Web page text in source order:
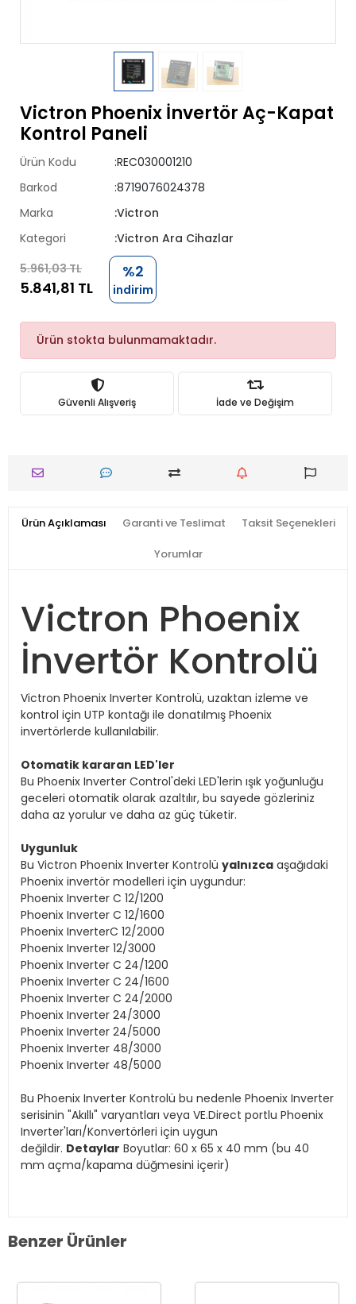
Victron Phoenix İnvertör Aç-Kapat
Kontrol Paneli
Ürün Kodu
:REC030001210
Barkod
:8719076024378
Marka
:Victron
Kategori
:Victron Ara Cihazlar
5.961,03 TL
5.841,81 TL
%2
indirim
Ürün stokta bulunmamaktadır.
Güvenli Alışveriş İade ve Değişim
Ürün Açıklaması Garanti ve Teslimat Taksit Seçenekleri
Yorumlar
Victron Phoenix
İnvertör Kontrolü
Victron Phoenix Inverter Kontrolü, uzaktan izleme ve
kontrol için UTP kontağı ile donatılmış Phoenix
invertörlerde kullanılabilir.
Otomatik kararan LED'ler
Bu Phoenix Inverter Control'deki LED'lerin ışık yoğunluğu
geceleri otomatik olarak azaltılır, bu sayede gözleriniz
daha az yorulur ve daha az güç tüketir.
Uygunluk
Bu Victron Phoenix Inverter Kontrolü yalnızca aşağıdaki
Phoenix invertör modelleri için uygundur:
Phoenix Inverter C 12/1200
Phoenix Inverter C 12/1600
Phoenix InverterC 12/2000
Phoenix Inverter 12/3000
Phoenix Inverter C 24/1200
Phoenix Inverter C 24/1600
Phoenix Inverter C 24/2000
Phoenix Inverter 24/3000
Phoenix Inverter 24/5000
Phoenix Inverter 48/3000
Phoenix Inverter 48/5000
Bu Phoenix Inverter Kontrolü bu nedenle Phoenix Inverter
serisinin "Akıllı" varyantları veya VE.Direct portlu Phoenix
Inverter'ları/Konvertörleri için uygun
değildir. Detaylar Boyutlar: 60 x 65 x 40 mm (bu 40
mm açma/kapama düğmesini içerir)
Benzer Ürünler